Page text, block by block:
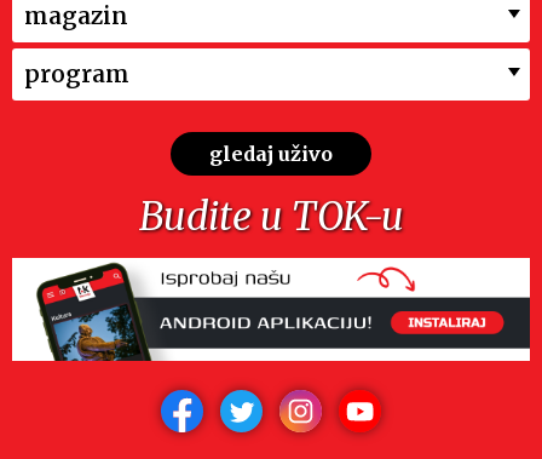
magazin
program
gledaj uživo
Budite u TOK-u